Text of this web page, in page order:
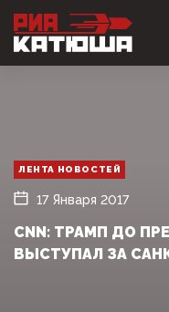
ЛЕНТА НОВОСТЕЙ
17 Января 2017
CNN: ТРАМП ДО
ВЫСТУПАЛ ЗА